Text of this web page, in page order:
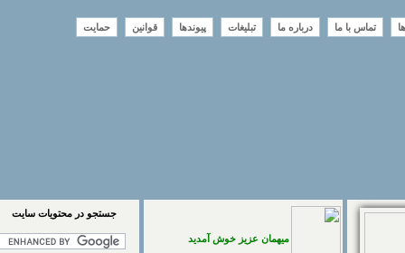
تماس با ما درباره ما تبلیغات پیوندها قوانین حمایت
میهمان عزیز خوش آمدید
جستجو در محتويات سايت